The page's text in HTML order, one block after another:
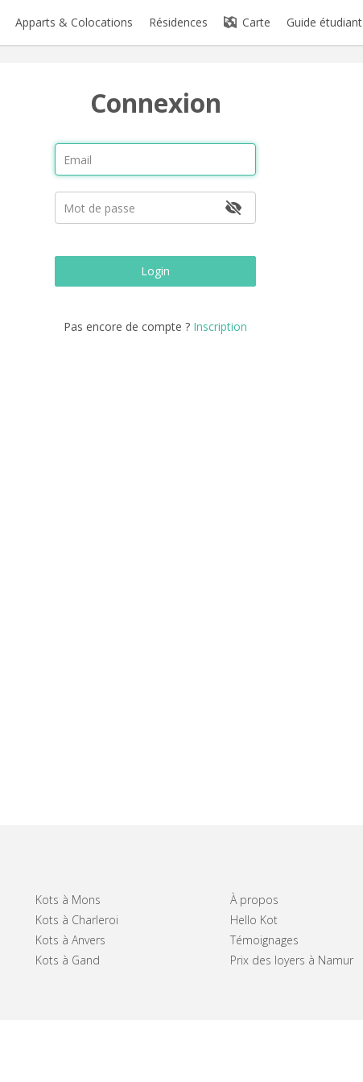
Apparts & Colocations Résidences Carte Guide étudiant
Connexion
Login
Pas encore de compte ? Inscription
Kots à Mons
Kots à Charleroi
Kots à Anvers
Kots à Gand
À propos
Hello Kot
Témoignages
Prix des loyers à Namur